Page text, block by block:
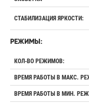
СТАБИЛИЗАЦИЯ ЯРКОСТИ:
РЕЖИМЫ:
КОЛ-ВО РЕЖИМОВ:
ВРЕМЯ РАБОТЫ В МАКС.
ВРЕМЯ РАБОТЫ В МИН.